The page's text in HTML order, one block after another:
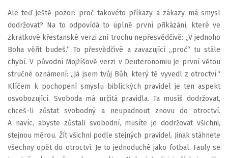
Ale teď ještě pozor: proč takovéto příkazy a zákazy má smysl
dodržovat? Na to odpovídá to úplně první přikázání, které ve
zkratkové křesťanské verzi zní trochu nepřesvědčivě: „V jednoho
Boha věřit budeš.“ To přesvědčivé a zavazující „proč“ tu stále
chybí. V původní Mojžíšově verzi v Deuteronomiu je první větou
stručné oznámení: „Já jsem tvůj Bůh, který tě vyvedl z otroctví.“
Klíčem k pochopení smyslu biblických pravidel je ten aspekt
osvobozující. Svoboda má určitá pravidla. Ta musíš dodržovat,
chceš-li zůstat svobodný a neupadnout znovu do otroctví.
A navíc, abyste zůstali svobodní, musíte je dodržovat všichni,
stejnou měrou. Žít všichni podle stejných pravidel. Jinak stáhnete
všechny opět do otroctví. Je to jednoduché jako fotbal. Fauly se